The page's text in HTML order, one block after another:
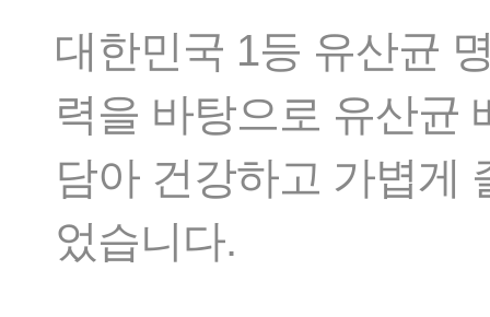
대한민국 1등 유산균
력을 바탕으로 유산균
담아 건강하고 가볍게
었습니다.